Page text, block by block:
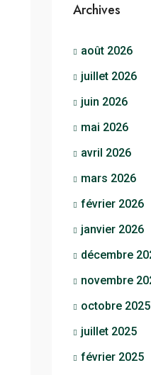
Archives
août 2026
juillet 2026
juin 2026
mai 2026
avril 2026
mars 2026
février 2026
janvier 2026
décembre
novembre
octobre 2025
juillet 2025
février 2025